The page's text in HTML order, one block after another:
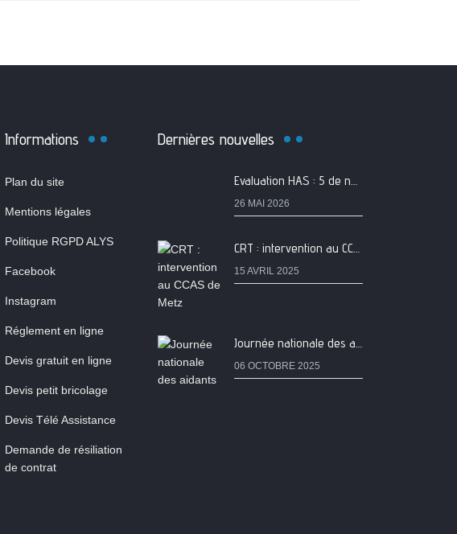
Informations
Plan du site
Mentions légales
Politique RGPD ALYS
Facebook
Instagram
Réglement en ligne
Devis gratuit en ligne
Devis petit bricolage
Devis Télé Assistance
Demande de résiliation
de contrat
Dernières nouvelles
Evaluation HAS : 5 de nos services classés A
26 MAI 2026
CRT : intervention au CCAS de Metz
15 AVRIL 2025
Journée nationale des aidants
06 OCTOBRE 2025